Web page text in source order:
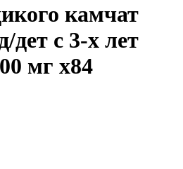
камчат
дет с 3-х лет
мг х84